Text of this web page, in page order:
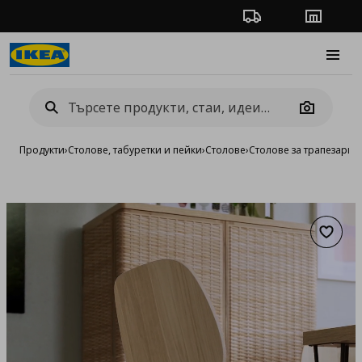
Проследяване на
Camera
Продукти›Столове, табуретки и пейки›Столове›Столове за трапезария